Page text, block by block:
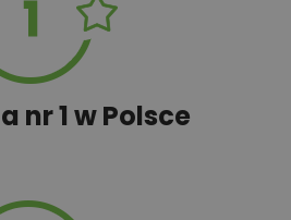
nr 1 w Polsce